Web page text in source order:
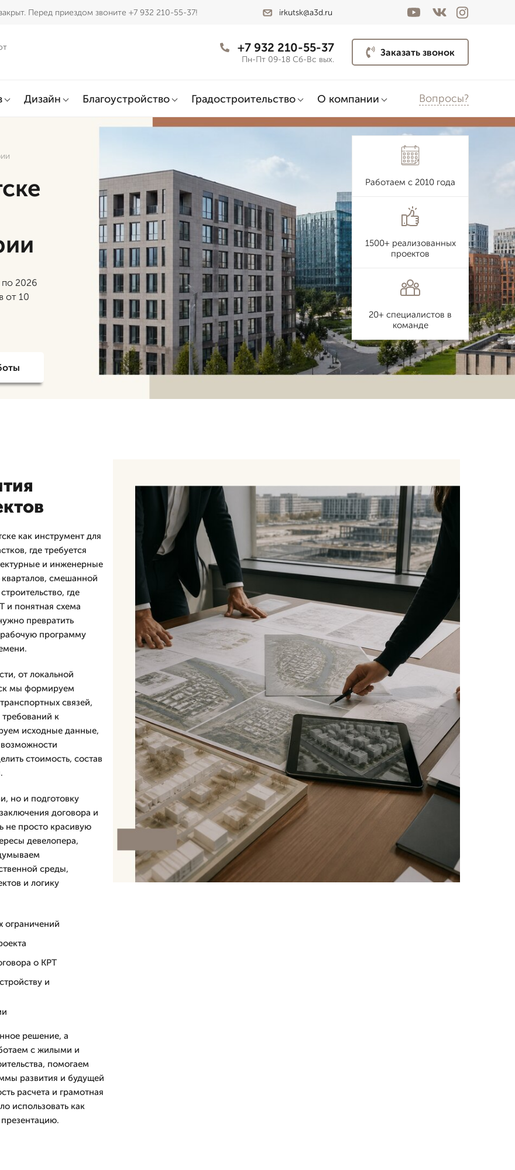
Перед приездом звоните +7 932 210-55-37! irkutsk@a3d.ru
+7 932 210-55-37
Пн-Пт 09-18 Сб-Вс вых.
Заказать звонок
Дизайн Благоустройство Градостроительство О компании Вопросы?
по 2026
от 10
Работаем с 2010 года
1500+ реализованных
проектов
20+ специалистов в
команде
как инструмент для
где требуется
и инженерные
смешанной
где
и понятная схема
превратить
рабочую программу
от локальной
мы формируем
связей,
к
исходные данные,
стоимость, состав
но и подготовку
договора и
не просто красивую
девелопера,
среды,
и логику
ограничений
о КРТ
и
решение, а
с жилыми и
помогаем
развития и будущей
расчета и грамотная
использовать как